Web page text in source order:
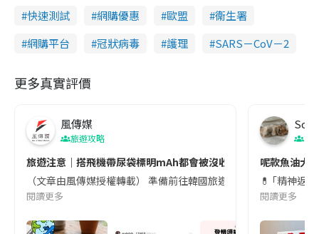
快速測試
網購優惠 歐盟
衞生署
網購平台
冠狀病毒 護理 SARS－CoV－2
更多真實評價
風傳媒
旅遊攻略
旅遊注意｜搭飛機帶尿袋標明mAh都會被沒收😱出發前切記檢查
（文章由風傳媒授權轉載） 準備前往韓國旅遊的民眾，近期要
閱讀更多
Soul
呢款魚油大
💊 ｢精神返
閱讀更多